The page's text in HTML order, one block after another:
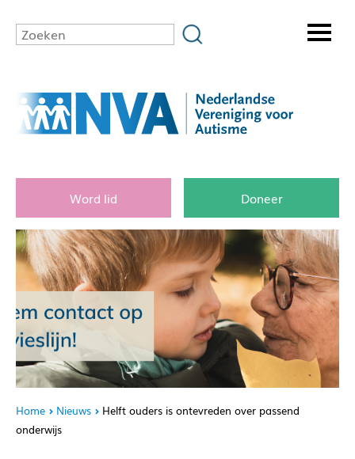
Word lid Doneer
Home Nieuws
Helft ouders is ontevreden over passend
onderwijs